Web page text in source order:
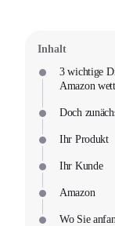
Inhalt
3 wichtige
Amazon
Doch
Ihr Produkt
Ihr Kunde
Amazon
Wo Sie